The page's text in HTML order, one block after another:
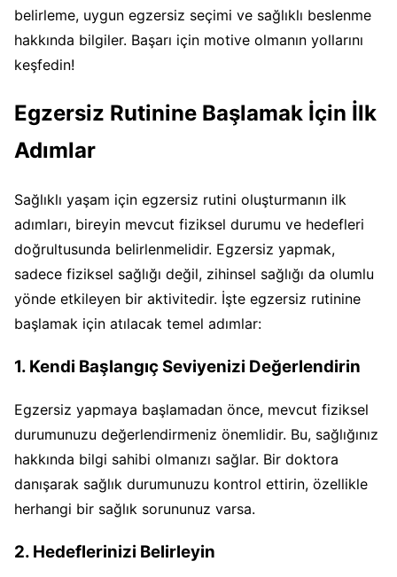
belirleme, uygun egzersiz seçimi ve sağlıklı beslenme
hakkında bilgiler. Başarı için motive olmanın yollarını
keşfedin!
Egzersiz Rutinine Başlamak İçin İlk
Adımlar
Sağlıklı yaşam için egzersiz rutini oluşturmanın ilk
adımları, bireyin mevcut fiziksel durumu ve hedefleri
doğrultusunda belirlenmelidir. Egzersiz yapmak,
sadece fiziksel sağlığı değil, zihinsel sağlığı da olumlu
yönde etkileyen bir aktivitedir. İşte egzersiz rutinine
başlamak için atılacak temel adımlar:
1. Kendi Başlangıç Seviyenizi Değerlendirin
Egzersiz yapmaya başlamadan önce, mevcut fiziksel
durumunuzu değerlendirmeniz önemlidir. Bu, sağlığınız
hakkında bilgi sahibi olmanızı sağlar. Bir doktora
danışarak sağlık durumunuzu kontrol ettirin, özellikle
herhangi bir sağlık sorununuz varsa.
2. Hedeflerinizi Belirleyin